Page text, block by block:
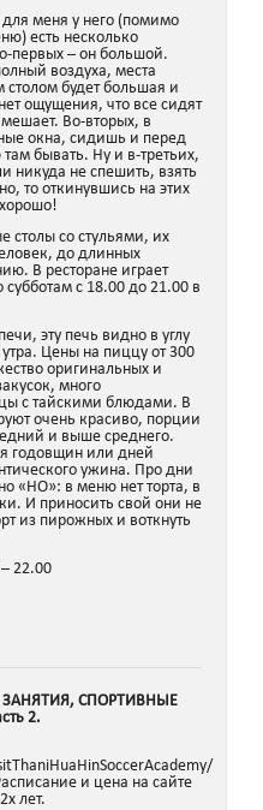
для меня у него (помимо
есть несколько
первых – он большой.
воздуха, места
будет большая и
ощущения, что все сидят
Во-вторых, в
окна, сидишь и перед
бывать. Ну и в-третьих,
никуда не спешить, взять
то откинувшись на этих
столы со стульями, их
до длинных
В ресторане играет
с 18.00 до 21.00 в
эту печь видно в углу
Цены на пиццу от 300
оригинальных и
много
с тайскими блюдами. В
очень красиво, порции
и выше среднего.
годовщин или дней
ужина. Про дни
«НО»: в меню нет торта, в
И приносить свой они не
из пирожных и воткнуть
22.00
СПОРТИВНЫЕ
2.
и цена на сайте
лет.